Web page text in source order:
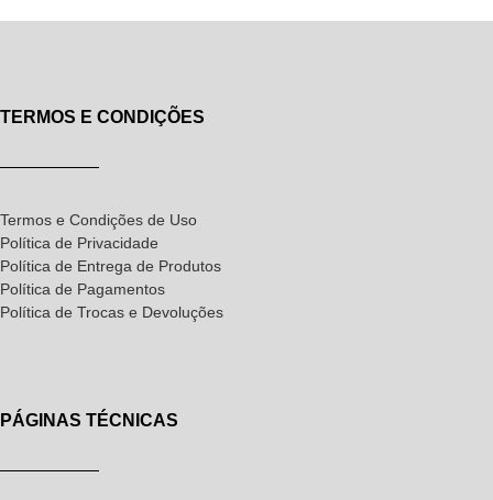
TERMOS E CONDIÇÕES
Termos e Condições de Uso
Política de Privacidade
Política de Entrega de Produtos
Política de Pagamentos
Política de Trocas e Devoluções
PÁGINAS TÉCNICAS